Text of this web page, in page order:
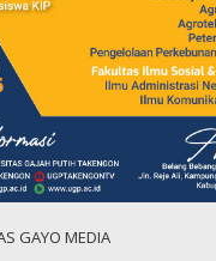
GAYO MEDIA